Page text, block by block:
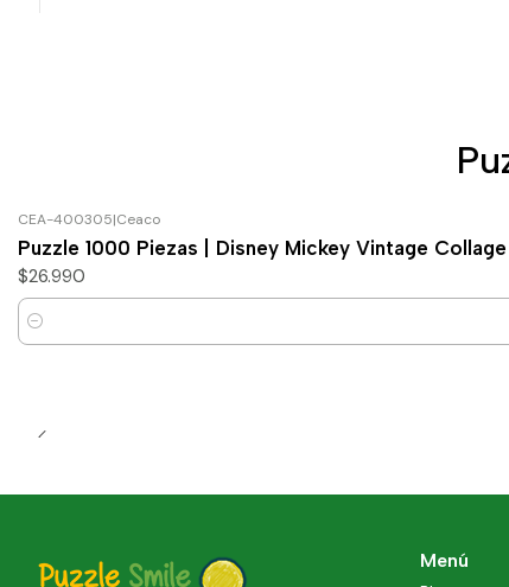
CEA-400305|Ceaco
Puzzle 1000 Piezas | Disney Mickey Vintage Collage
$26.990
Cantidad
Menú